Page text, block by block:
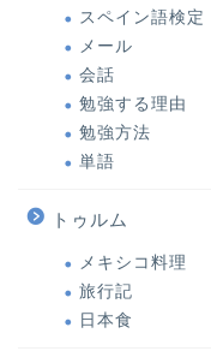
スペイン語検定
メール
会話
勉強する理由
勉強方法
単語
トゥルム
メキシコ料理
旅行記
日本食